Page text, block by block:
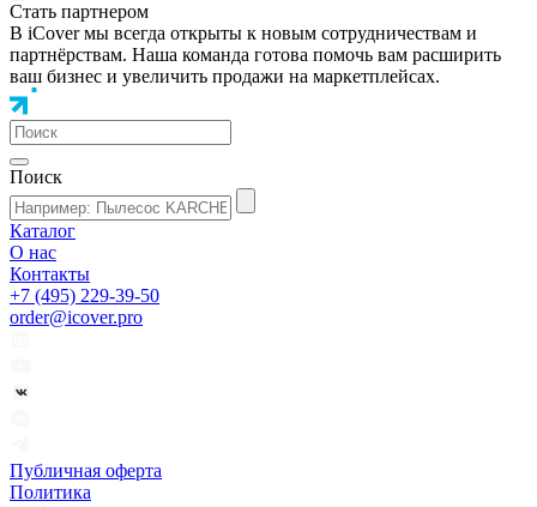
Стать партнером
В iCover мы всегда открыты к новым сотрудничествам и
партнёрствам. Наша команда готова помочь вам расширить
ваш бизнес и увеличить продажи на маркетплейсах.
Поиск
Каталог
О нас
Контакты
+7 (495) 229-39-50
order@icover.pro
Публичная оферта
Политика